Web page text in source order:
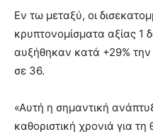
Εν τω μεταξύ, οι
κρυπτονομίσματα αξίας 1
αυξήθηκαν κατά +29% την
σε 36.
«Αυτή η σημαντική
καθοριστική χρονιά για τη